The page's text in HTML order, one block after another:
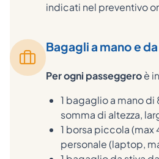
indicati nel preventivo
Bagagli a mano e
Per ogni passeggeroè
1 bagaglio a mano di
somma di altezza,
1 borsa piccola
personale (laptop,